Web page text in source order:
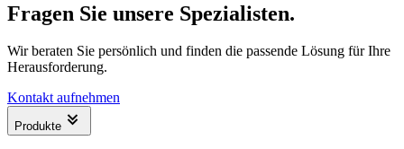
Fragen Sie unsere Spezialisten.
Wir beraten Sie persönlich und finden die passende Lösung für Ihre
Herausforderung.
Kontakt aufnehmen
Produkte